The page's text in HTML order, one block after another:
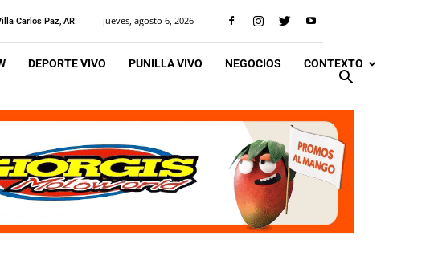
Carlos Paz, AR jueves, agosto 6, 2026
DEPORTE VIVO PUNILLA VIVO NEGOCIOS CONTEXTO